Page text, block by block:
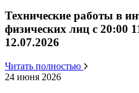
Технические работы в
физических лиц с 20:00
12.07.2026
Читать полностью
24 июня 2026